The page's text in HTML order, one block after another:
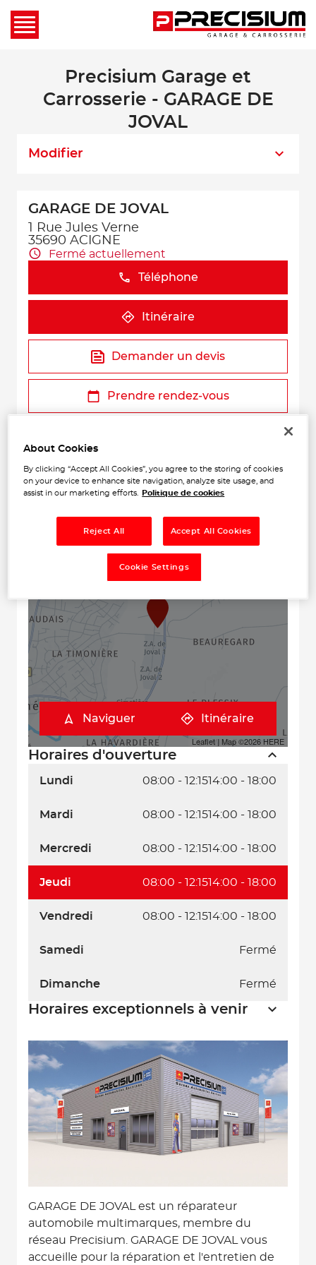
Precisium Garage et
Carrosserie - GARAGE DE
JOVAL
Modifier
GARAGE DE JOVAL
1 Rue Jules Verne
35690 ACIGNE
Fermé actuellement
Téléphone
Itinéraire
Demander un devis
Prendre rendez-vous
Horaires d'ouverture
Lundi 08:00 - 12:1514:00 - 18:00
Mardi 08:00 - 12:1514:00 - 18:00
Mercredi 08:00 - 12:1514:00 - 18:00
Jeudi 08:00 - 12:1514:00 - 18:00
Vendredi 08:00 - 12:1514:00 - 18:00
Samedi Fermé
Dimanche Fermé
Horaires exceptionnels à venir
Leaflet | Map ©2026 HERE
Naviguer Itinéraire
GARAGE DE JOVAL est un réparateur
automobile multimarques, membre du
réseau Precisium. GARAGE DE JOVAL vous
accueille pour la réparation et l'entretien de
About Cookies
By clicking “Accept All Cookies”, you agree to the storing of cookies
on your device to enhance site navigation, analyze site usage, and
assist in our marketing efforts.
Politique de cookies
Reject All Accept All Cookies
Cookie Settings